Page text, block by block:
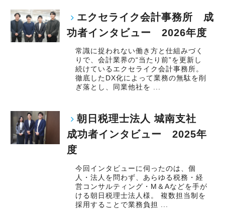
エクセライク会計事務所 成
功者インタビュー 2026年度
常識に捉われない働き方と仕組みづく
りで、会計業界の“当たり前”を更新し
続けているエクセライク会計事務所。
徹底したDX化によって業務の無駄を削
ぎ落とし、同業他社を ...
朝日税理士法人 城南支社
成功者インタビュー 2025年
度
今回インタビューに伺ったのは、個
人・法人を問わず、あらゆる税務・経
営コンサルティング・M＆Aなどを手が
ける朝日税理士法人様。 複数担当制を
採用することで業務負担 ...